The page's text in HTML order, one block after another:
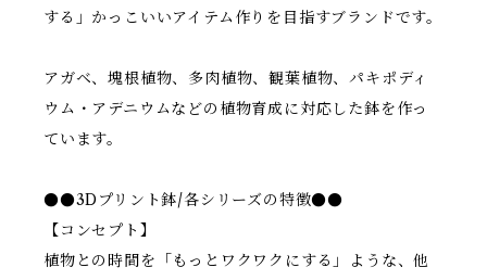
する」かっこいいアイテム作りを目指すブランドです。
アガベ、塊根植物、多肉植物、観葉植物、パキポディ
ウム・アデニウムなどの植物育成に対応した鉢を作っ
ています。
●●3Dプリント鉢/各シリーズの特徴●●
【コンセプト】
植物との時間を「もっとワクワクにする」ような、他